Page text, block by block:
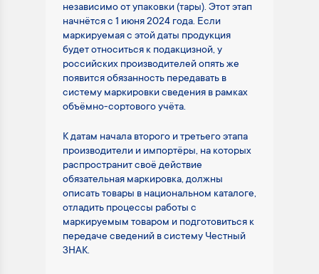
независимо от упаковки (тары). Этот этап
начнётся c 1 июня 2024 года. Если
маркируемая с этой даты продукция
будет относиться к подакцизной, у
российских производителей опять же
появится обязанность передавать в
систему маркировки сведения в рамках
объёмно-сортового учёта.
К датам начала второго и третьего этапа
производители и импортёры, на которых
распространит своё действие
обязательная маркировка, должны
описать товары в национальном каталоге,
отладить процессы работы с
маркируемым товаром и подготовиться к
передаче сведений в систему Честный
ЗНАК.